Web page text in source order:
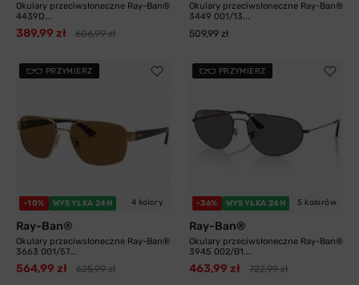
Okulary przeciwsłoneczne Ray-Ban®
4439D...
389,99 zł 606,99 zł
Okulary przeciwsłoneczne Ray-Ban®
3449 001/13...
509,99 zł
PRZYMIERZ
-10% WYSYŁKA 24H 4 kolory
Ray-Ban®
Okulary przeciwsłoneczne Ray-Ban®
3663 001/57...
564,99 zł 625,99 zł
PRZYMIERZ
-36% WYSYŁKA 24H 5 kolorów
Ray-Ban®
Okulary przeciwsłoneczne Ray-Ban®
3945 002/B1...
463,99 zł 722,99 zł